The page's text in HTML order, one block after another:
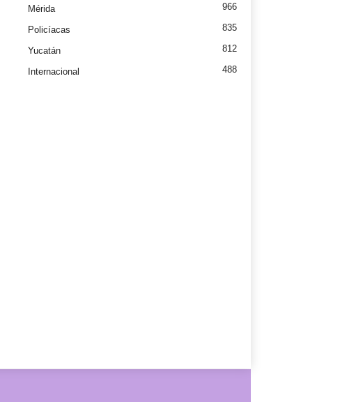
Mérida 966
Policíacas 835
Yucatán 812
Internacional 488